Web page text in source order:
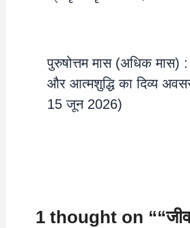
पुरुषोत्तम मास (अधिक मास)
और आत्मशुद्धि का दिव्य
15 जून 2026)
1 thought on